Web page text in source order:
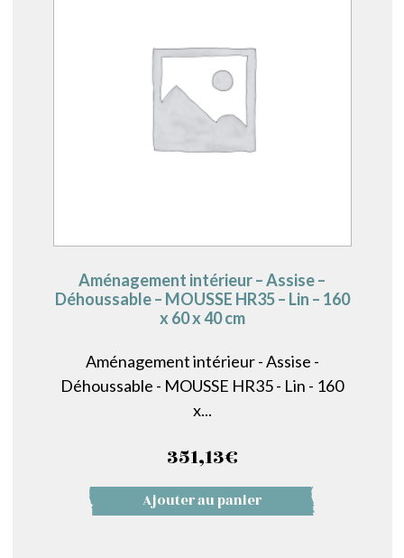
Aménagement intérieur – Assise –
Déhoussable – MOUSSE HR35 – Lin – 160
x 60 x 40 cm
Aménagement intérieur - Assise -
Déhoussable - MOUSSE HR35 - Lin - 160
x...
351,13€
Ajouter au panier